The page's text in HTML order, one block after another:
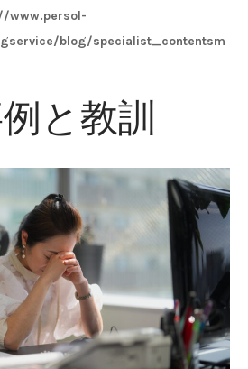
www.persol-
blog/specialist_contentsm
と教訓